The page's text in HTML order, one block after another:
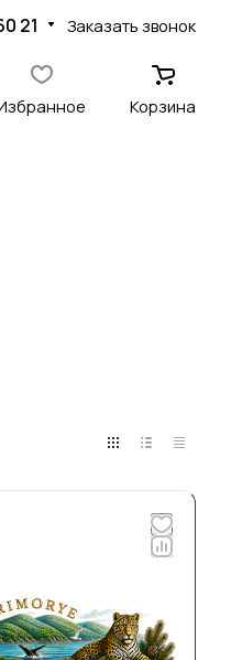
21 Заказать звонок
Корзина